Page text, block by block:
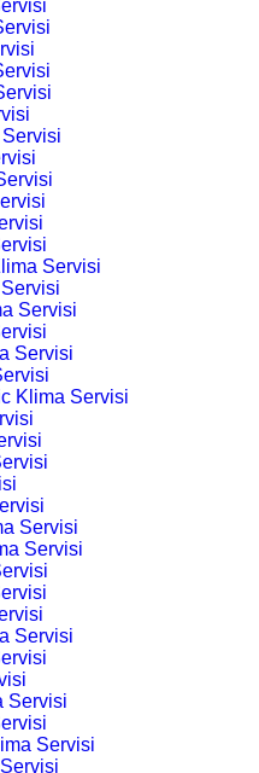
Servisi
Servisi
Servisi
Klima Servisi
Servisi
Servisi
Servisi
Servisi
Servisi